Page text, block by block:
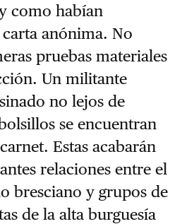
como habían
anónima. No
pruebas materiales
Un militante
no lejos de
se encuentran
Estas acabarán
relaciones entre el
bresciano y grupos de
de la alta burguesía